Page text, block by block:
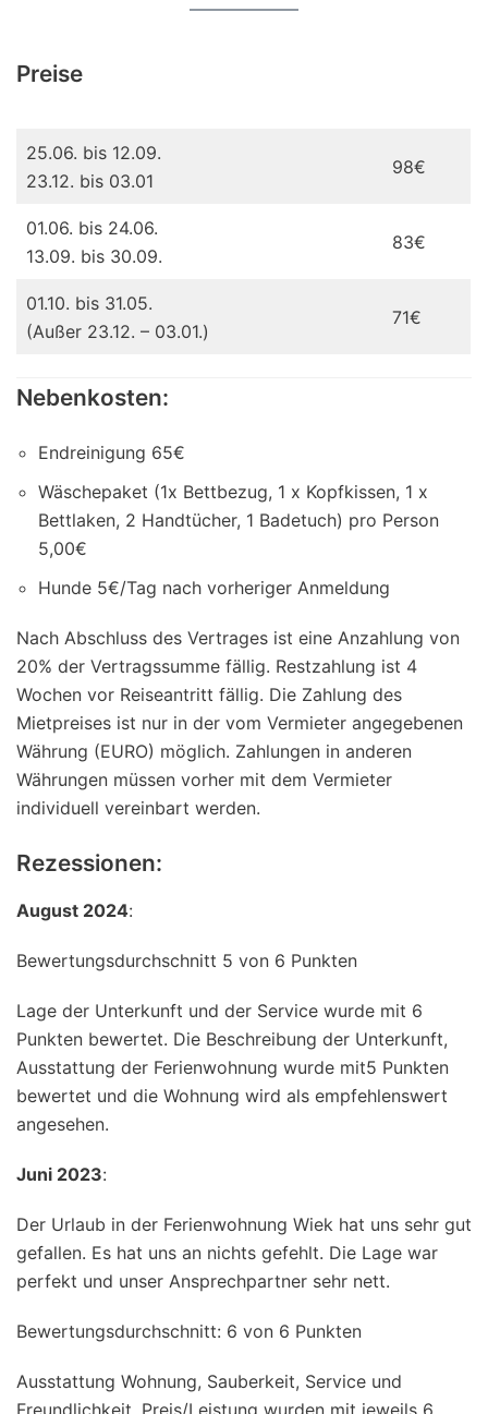
Preise
25.06. bis 12.09.
23.12. bis 03.01
98€
01.06. bis 24.06.
13.09. bis 30.09.
83€
01.10. bis 31.05.
(Außer 23.12. – 03.01.)
71€
Nebenkosten:
Endreinigung 65€
Wäschepaket (1x Bettbezug, 1 x Kopfkissen, 1 x
Bettlaken, 2 Handtücher, 1 Badetuch) pro Person
5,00€
Hunde 5€/Tag nach vorheriger Anmeldung
Nach Abschluss des Vertrages ist eine Anzahlung von
20% der Vertragssumme fällig. Restzahlung ist 4
Wochen vor Reiseantritt fällig. Die Zahlung des
Mietpreises ist nur in der vom Vermieter angegebenen
Währung (EURO) möglich. Zahlungen in anderen
Währungen müssen vorher mit dem Vermieter
individuell vereinbart werden.
Rezessionen:
August 2024:
Bewertungsdurchschnitt 5 von 6 Punkten
Lage der Unterkunft und der Service wurde mit 6
Punkten bewertet. Die Beschreibung der Unterkunft,
Ausstattung der Ferienwohnung wurde mit5 Punkten
bewertet und die Wohnung wird als empfehlenswert
angesehen.
Juni 2023:
Der Urlaub in der Ferienwohnung Wiek hat uns sehr gut
gefallen. Es hat uns an nichts gefehlt. Die Lage war
perfekt und unser Ansprechpartner sehr nett.
Bewertungsdurchschnitt: 6 von 6 Punkten
Ausstattung Wohnung, Sauberkeit, Service und
Freundlichkeit, Preis/Leistung wurden mit jeweils 6